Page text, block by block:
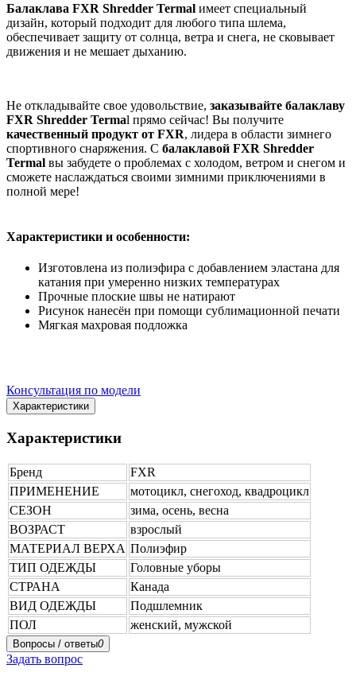
Балаклава FXR Shredder Termal имеет специальный
дизайн, который подходит для любого типа шлема,
обеспечивает защиту от солнца, ветра и снега, не сковывает
движения и не мешает дыханию.
Не откладывайте свое удовольствие, заказывайте балаклаву
FXR Shredder Termal прямо сейчас! Вы получите
качественный продукт от FXR, лидера в области зимнего
спортивного снаряжения. С балаклавой FXR Shredder
Termal вы забудете о проблемах с холодом, ветром и снегом и
сможете наслаждаться своими зимними приключениями в
полной мере!
Характеристики и особенности:
Изготовлена из полиэфира с добавлением эластана для
катания при умеренно низких температурах
Прочные плоские швы не натирают
Рисунок нанесён при помощи сублимационной печати
Мягкая махровая подложка
Консультация по модели
Характеристики
Характеристики
Бренд
FXR
ПРИМЕНЕНИЕ
мотоцикл, снегоход, квадроцикл
СЕЗОН
зима, осень, весна
ВОЗРАСТ
взрослый
МАТЕРИАЛ ВЕРХА Полиэфир
ТИП ОДЕЖДЫ
Головные уборы
СТРАНА
Канада
ВИД ОДЕЖДЫ
Подшлемник
ПОЛ
женский, мужской
Вопросы / ответы0
Задать вопрос